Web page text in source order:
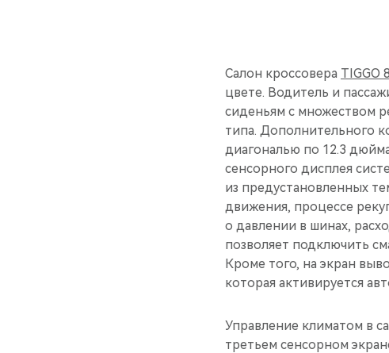
Салон кроссовера TIGGO
цвете. Водитель и
сиденьям с множеством
типа. Дополнительного
диагональю по 12.3
сенсорного дисплея
из предустановленных
движения, процессе
о давлении в шинах,
позволяет подключить
Кроме того, на экран
которая активируется
Управление климатом в
третьем сенсорном